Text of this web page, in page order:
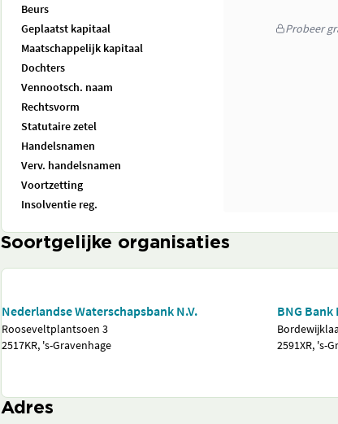
Beurs
Geplaatst kapitaal
Maatschappelijk kapitaal
Dochters
Vennootsch. naam
Rechtsvorm
Statutaire zetel
Handelsnamen
Verv. handelsnamen
Voortzetting
Insolventie reg.
Probeer
Soortgelijke organisaties
Nederlandse Waterschapsbank N.V.
Rooseveltplantsoen 3
2517KR, 's-Gravenhage
BNG Bank
2591XR, 's-
Adres